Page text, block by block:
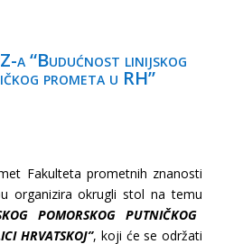
a “Budućnost linijskog
prometa u RH”
Fakulteta prometnih znanosti
organizira okrugli stol na temu
POMORSKOG PUTNIČKOG
HRVATSKOJ”, koji će se održati